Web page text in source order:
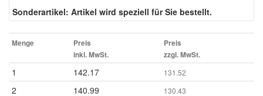
Sonderartikel: Artikel wird speziell für Sie bestellt.
Menge
Preis
inkl. MwSt.
Preis
zzgl. MwSt.
1 142.17 131.52
2 140.99 130.43